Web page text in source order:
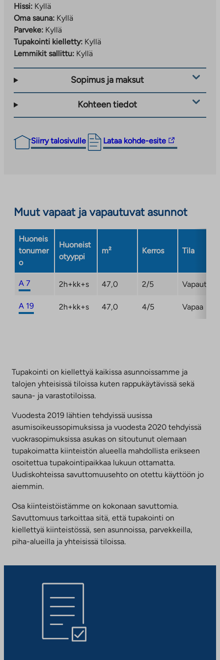
Hissi: Kyllä
Oma sauna: Kyllä
Parveke: Kyllä
Tupakointi kielletty: Kyllä
Lemmikit sallittu: Kyllä
Sopimus ja maksut
Kohteen tiedot
Siirry talosivulle Lataa kohde-esite
Linkki
uuteen
Muut vapaat ja vapautuvat asunnot
Huoneis
tonumer
o
Huoneist
otyyppi
m² Kerros Tila
A 7 2h+kk+s 47,0 2/5
A 19 2h+kk+s 47,0 4/5 Vapaa
Tupakointi on kiellettyä kaikissa asunnoissamme ja
talojen yhteisissä tiloissa kuten rappukäytävissä sekä
sauna- ja varastotiloissa.
Vuodesta 2019 lähtien tehdyissä uusissa
asumisoikeussopimuksissa ja vuodesta 2020 tehdyissä
vuokrasopimuksissa asukas on sitoutunut olemaan
tupakoimatta kiinteistön alueella mahdollista erikseen
osoitettua tupakointipaikkaa lukuun ottamatta.
Uudiskohteissa savuttomuusehto on otettu käyttöön jo
aiemmin.
Osa kiinteistöistämme on kokonaan savuttomia.
Savuttomuus tarkoittaa sitä, että tupakointi on
kiellettyä kiinteistössä, sen asunnoissa, parvekkeilla,
piha-alueilla ja yhteisissä tiloissa.